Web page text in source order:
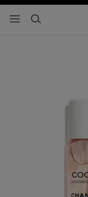
- navegación principal
buscar